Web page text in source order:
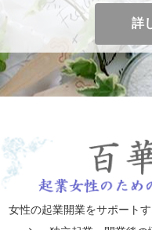
詳
女性の起業開業をサポート